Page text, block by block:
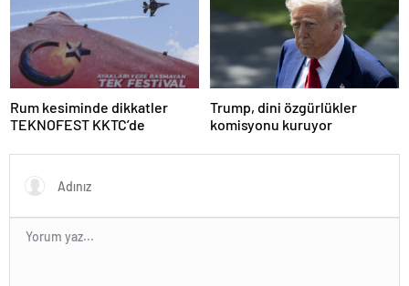
Rum kesiminde dikkatler
TEKNOFEST KKTC’de
Trump, dini özgürlükler
komisyonu kuruyor